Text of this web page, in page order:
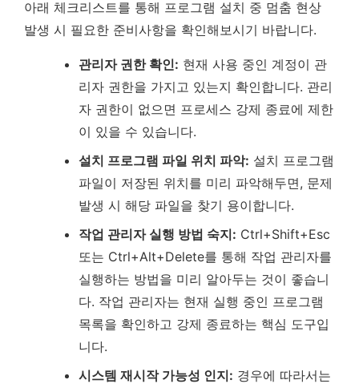
아래 체크리스트를 통해 프로그램 설치 중 멈춤 현상
발생 시 필요한 준비사항을 확인해보시기 바랍니다.
관리자 권한 확인: 현재 사용 중인 계정이 관
리자 권한을 가지고 있는지 확인합니다. 관리
자 권한이 없으면 프로세스 강제 종료에 제한
이 있을 수 있습니다.
설치 프로그램 파일 위치 파악: 설치 프로그램
파일이 저장된 위치를 미리 파악해두면, 문제
발생 시 해당 파일을 찾기 용이합니다.
작업 관리자 실행 방법 숙지: Ctrl+Shift+Esc
또는 Ctrl+Alt+Delete를 통해 작업 관리자를
실행하는 방법을 미리 알아두는 것이 좋습니
다. 작업 관리자는 현재 실행 중인 프로그램
목록을 확인하고 강제 종료하는 핵심 도구입
니다.
시스템 재시작 가능성 인지: 경우에 따라서는